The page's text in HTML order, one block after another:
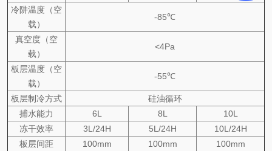
冷阱温度（空
载）
-85℃
真空度（空
载）
<4Pa
板层温度（空
载）
-55℃
板层制冷方式
硅油循环
捕水能力
6L 8L
10L
冻干效率
3L/24H 5L/24H
10L/24H
板层间距
100mm 100mm
100mm